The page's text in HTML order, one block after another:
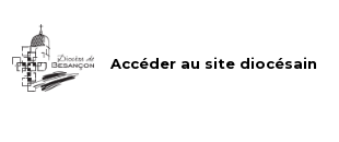
Accéder au site diocésain